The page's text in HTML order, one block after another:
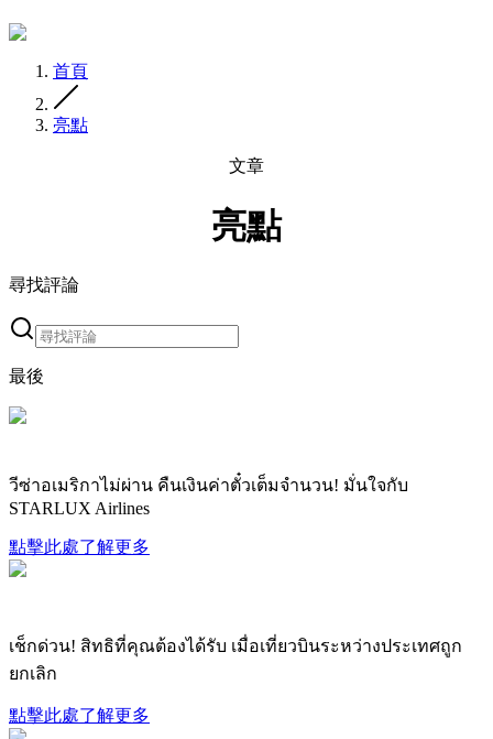
首頁
亮點
文章
亮點
尋找評論
最後
วีซ่าอเมริกาไม่ผ่าน คืนเงินค่าตั๋วเต็มจำนวน! มั่นใจกับ
STARLUX Airlines
點擊此處了解更多
เช็กด่วน! สิทธิที่คุณต้องได้รับ เมื่อเที่ยวบินระหว่างประเทศถูก
ยกเลิก
點擊此處了解更多